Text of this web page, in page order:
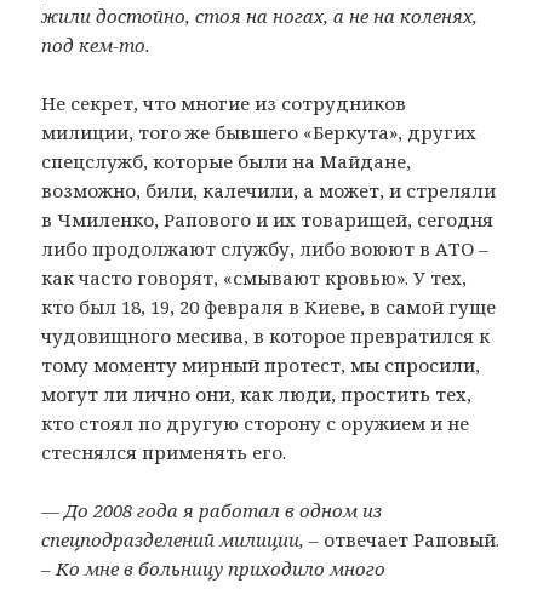
жили достойно, стоя на ногах, а не на коленях,
под кем-то.
Не секрет, что многие из сотрудников
милиции, того же бывшего «Беркута», других
спецслужб, которые были на Майдане,
возможно, били, калечили, а может, и стреляли
в Чмиленко, Рапового и их товарищей, сегодня
либо продолжают службу, либо воюют в АТО –
как часто говорят, «смывают кровью». У тех,
кто был 18, 19, 20 февраля в Киеве, в самой гуще
чудовищного месива, в которое превратился к
тому моменту мирный протест, мы спросили,
могут ли лично они, как люди, простить тех,
кто стоял по другую сторону с оружием и не
стеснялся применять его.
— До 2008 года я работал в одном из
спецподразделений милиции,– отвечает Раповый.
– Ко мне в больницу приходило много